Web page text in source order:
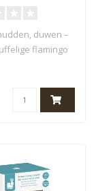
duwen –
flamingo
Lazy, Craz..